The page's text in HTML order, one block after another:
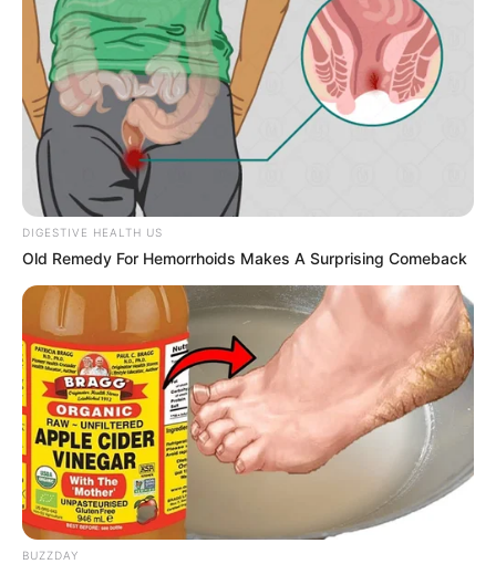
DIGESTIVE HEALTH US
Old Remedy For Hemorrhoids Makes A Surprising Comeback
BUZZDAY